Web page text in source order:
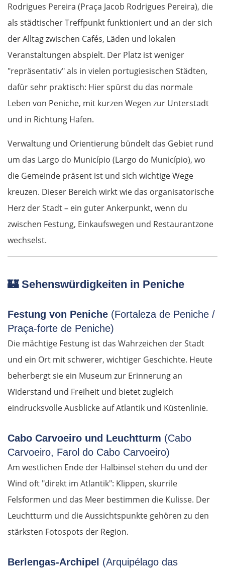
Rodrigues Pereira (Praça Jacob Rodrigues Pereira), die
als städtischer Treffpunkt funktioniert und an der sich
der Alltag zwischen Cafés, Läden und lokalen
Veranstaltungen abspielt. Der Platz ist weniger
"repräsentativ" als in vielen portugiesischen Städten,
dafür sehr praktisch: Hier spürst du das normale
Leben von Peniche, mit kurzen Wegen zur Unterstadt
und in Richtung Hafen.
Verwaltung und Orientierung bündelt das Gebiet rund
um das Largo do Município (Largo do Município), wo
die Gemeinde präsent ist und sich wichtige Wege
kreuzen. Dieser Bereich wirkt wie das organisatorische
Herz der Stadt – ein guter Ankerpunkt, wenn du
zwischen Festung, Einkaufswegen und Restaurantzone
wechselst.
🏰Sehenswürdigkeiten in Peniche
Festung von Peniche (Fortaleza de Peniche /
Praça-forte de Peniche)
Die mächtige Festung ist das Wahrzeichen der Stadt
und ein Ort mit schwerer, wichtiger Geschichte. Heute
beherbergt sie ein Museum zur Erinnerung an
Widerstand und Freiheit und bietet zugleich
eindrucksvolle Ausblicke auf Atlantik und Küstenlinie.
Cabo Carvoeiro und Leuchtturm (Cabo
Carvoeiro, Farol do Cabo Carvoeiro)
Am westlichen Ende der Halbinsel stehen du und der
Wind oft "direkt im Atlantik": Klippen, skurrile
Felsformen und das Meer bestimmen die Kulisse. Der
Leuchtturm und die Aussichtspunkte gehören zu den
stärksten Fotospots der Region.
Berlengas-Archipel (Arquipélago das